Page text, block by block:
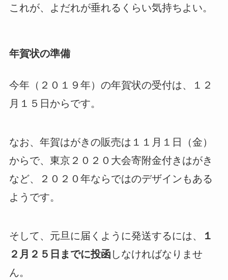
これが、よだれが垂れるくらい気持ちよい。
年賀状の準備
今年（２０１９年）の年賀状の受付は、１２
月１５日からです。
なお、年賀はがきの販売は１１月１日（金）
からで、東京２０２０大会寄附金付きはがき
など、２０２０年ならではのデザインもある
ようです。
そして、元旦に届くように発送するには、
１
２月２５日までに投函 しなければなりませ
ん。